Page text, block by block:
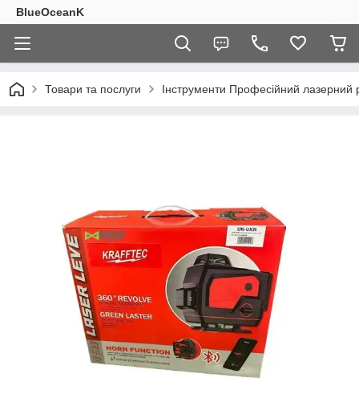
BlueOceanK
Товари та послуги Інструменти Професійний лазерний